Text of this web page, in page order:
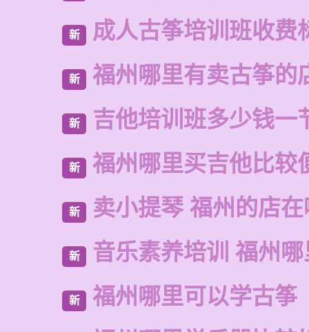
新 成人古筝培训班收费
新 福州哪里有卖古筝的
新 吉他培训班多少钱一
新 福州哪里买吉他比较
新 卖小提琴 福州的店
新 音乐素养培训 福州
新 福州哪里可以学古筝